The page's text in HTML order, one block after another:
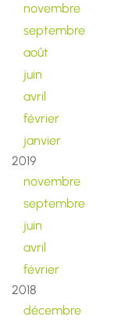
novembre
septembre
août
juin
avril
février
janvier
2019
novembre
septembre
juin
avril
février
2018
décembre